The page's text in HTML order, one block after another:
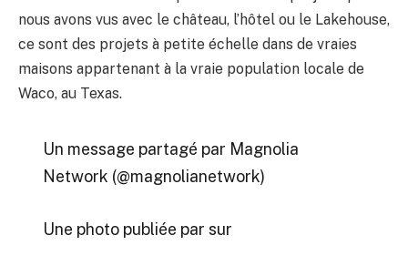
nous avons vus avec le château, l’hôtel ou le Lakehouse,
ce sont des projets à petite échelle dans de vraies
maisons appartenant à la vraie population locale de
Waco, au Texas.
Un message partagé par Magnolia
Network (@magnolianetwork)
Une photo publiée par sur